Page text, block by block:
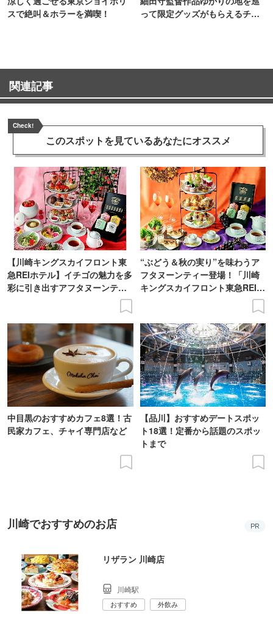
スで絶叫＆ホラーを満喫！
って限定グッズがもらえるチャ
関連記事
Check!
このスポットを見ているあなたにオススメ
【川崎キングスカイフロント東
急REIホテル】イチゴの魅力を多
彩に引き出すアフタヌーンティ
“ぶどう＆秋の実り”を味わうア
フタヌーンティー登場！「川崎
キングスカイフロント東急REIホ
中目黒のおすすめカフェ8選！古
民家カフェ、チャイ専門店など
【品川】おすすめデートスポッ
ト18選！定番から話題のスポッ
トまで
川崎でおすすめのお店 PR
リザラン 川崎店
川崎駅
おすすめ 外飲み